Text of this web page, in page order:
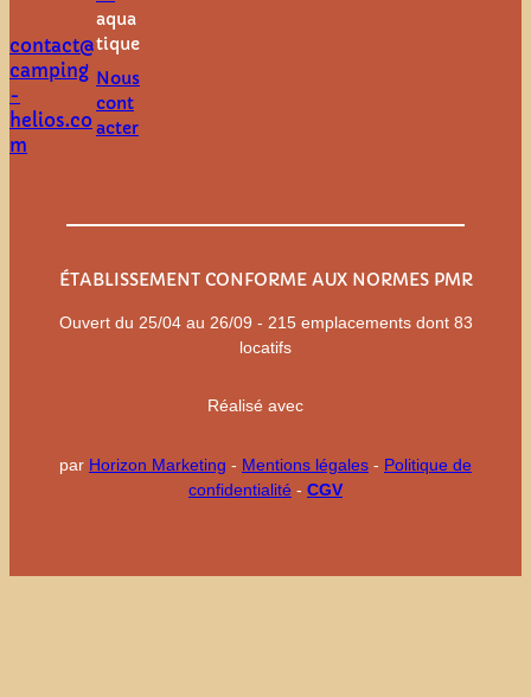
contact@
camping
-
helios.co
m
aqua
tique
Nous
cont
acter
ÉTABLISSEMENT CONFORME AUX NORMES PMR
Ouvert du 25/04 au 26/09 - 215 emplacements dont 83
locatifs
Réalisé avec
par Horizon Marketing - Mentions légales - Politique de
confidentialité - CGV